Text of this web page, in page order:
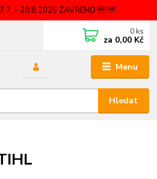
- 28.8.2026 ZAVŘENO !!!!!!!!!!
Menu
Hledat
0 ks
za 0,00 Kč